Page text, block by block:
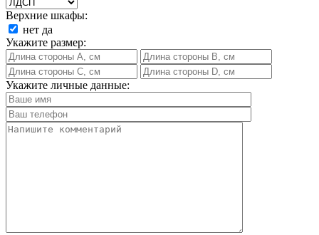
Верхние шкафы:
нет да
Укажите размер:
Укажите личные данные: